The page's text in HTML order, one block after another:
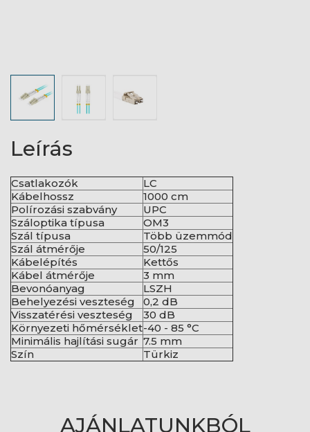
Leírás
Csatlakozók
LC
Kábelhossz
1000 cm
Polírozási szabvány
UPC
Száloptika típusa
OM3
Szál típusa
Több üzemmód
Szál átmérője
50/125
Kábelépítés
Kettős
Kábel átmérője
3 mm
Bevonóanyag
LSZH
Behelyezési veszteség
0,2 dB
Visszatérési veszteség
30 dB
Környezeti hőmérséklet-40 - 85 °C
Minimális hajlítási sugár 7.5 mm
Szín
Türkiz
AJÁNLATUNKBÓL